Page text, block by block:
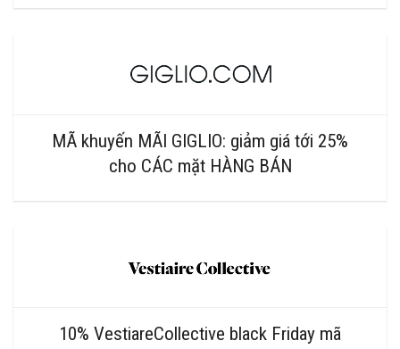
MÃ khuyến MÃI GIGLIO: giảm giá tới 25%
cho CÁC mặt HÀNG BÁN
10% VestiareCollective black Friday mã